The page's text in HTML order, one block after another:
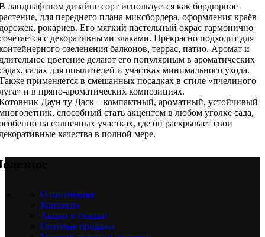
ландшафтном дизайне сорт используется как бордюрное
для переднего плана миксбордера, оформления краёв
рокариев. Его мягкий пастельный окрас гармонично
с декоративными злаками. Прекрасно подходит для
озеленения балконов, террас, патио. Аромат и
цветение делают его популярным в ароматических
садах для опылителей и участках минимального ухода.
применяется в смешанных посадках в стиле «пчелиного
и в пряно-ароматических композициях.
Даун ту Даск – компактный, ароматный, устойчивый
способный стать акцентом в любом уголке сада,
на солнечных участках, где он раскрывает свои
качества в полной мере.
О питомнике
Контакты
Акции и скидки
Оптовые продажи